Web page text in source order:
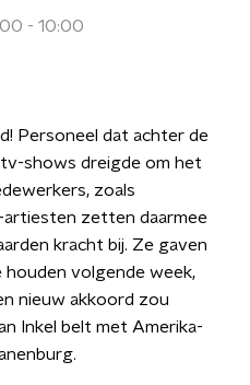
- 10:00
Personeel dat achter de
shows dreigde om het
zoals
artiesten zetten daarmee
kracht bij. Ze gaven
houden volgende week,
nieuw akkoord zou
Inkel belt met Amerika-